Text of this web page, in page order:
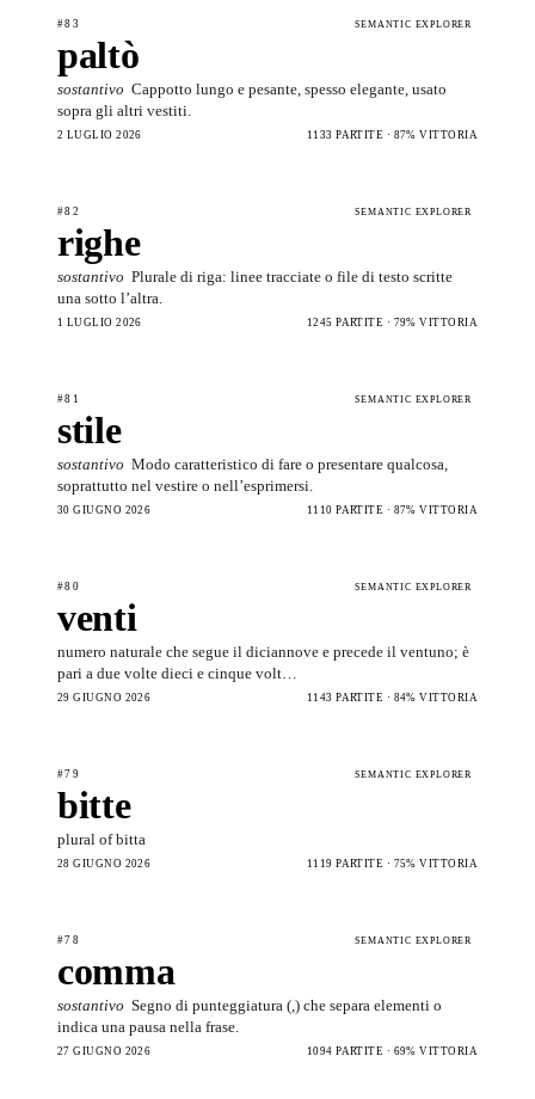
#83 SEMANTIC EXPLORER
paltò
sostantivo Cappotto lungo e pesante, spesso elegante, usato
sopra gli altri vestiti.
2 LUGLIO 2026 1133 PARTITE · 87% VITTORIA
#82 SEMANTIC EXPLORER
righe
sostantivo Plurale di riga: linee tracciate o file di testo scritte
una sotto l’altra.
1 LUGLIO 2026 1245 PARTITE · 79% VITTORIA
#81 SEMANTIC EXPLORER
stile
sostantivo Modo caratteristico di fare o presentare qualcosa,
soprattutto nel vestire o nell’esprimersi.
30 GIUGNO 2026 1110 PARTITE · 87% VITTORIA
#80 SEMANTIC EXPLORER
venti
numero naturale che segue il diciannove e precede il ventuno; è
pari a due volte dieci e cinque volt…
29 GIUGNO 2026 1143 PARTITE · 84% VITTORIA
#79 SEMANTIC EXPLORER
bitte
plural of bitta
28 GIUGNO 2026 1119 PARTITE · 75% VITTORIA
#78 SEMANTIC EXPLORER
comma
sostantivo Segno di punteggiatura (,) che separa elementi o
indica una pausa nella frase.
27 GIUGNO 2026 1094 PARTITE · 69% VITTORIA